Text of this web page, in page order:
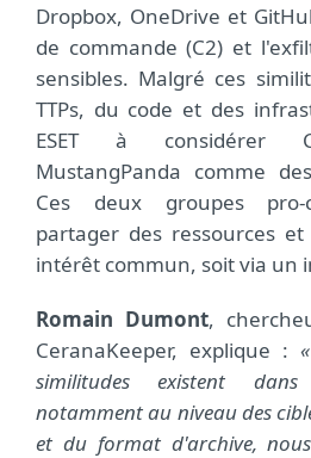
Dropbox, OneDrive et
de commande (C2) et
sensibles. Malgré ces
TTPs, du code et des
ESET à considérer
MustangPanda comme
Ces deux groupes pro-
partager des ressources
intérêt commun, soit via un
Romain Dumont,
CeranaKeeper, explique :
similitudes existent
notamment au niveau des
et du format d'archive,